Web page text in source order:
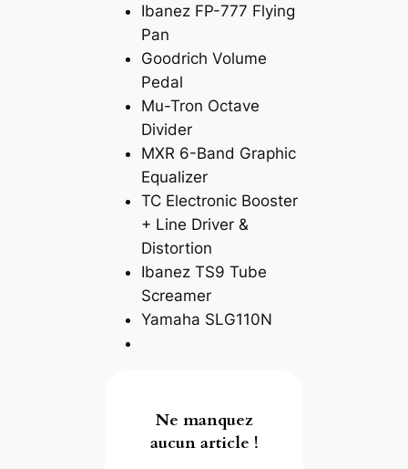
Ibanez FP-777 Flying
Pan
Goodrich Volume
Pedal
Mu-Tron Octave
Divider
MXR 6-Band Graphic
Equalizer
TC Electronic Booster
+ Line Driver &
Distortion
Ibanez TS9 Tube
Screamer
Yamaha SLG110N
Ne manquez
aucun article !